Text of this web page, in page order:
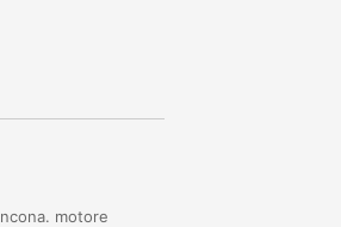
motore